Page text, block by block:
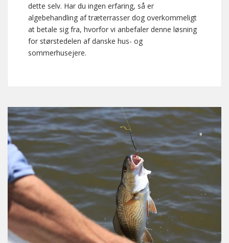
dette selv. Har du ingen erfaring, så er
algebehandling af træterrasser dog overkommeligt
at betale sig fra, hvorfor vi anbefaler denne løsning
for størstedelen af danske hus- og
sommerhusejere.